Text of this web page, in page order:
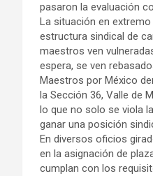
pasaron la evaluación
La situación en
estructura sindical de
maestros ven
espera, se ven
Maestros por México
la Sección 36, Valle de
lo que no solo se viola
ganar una posición
En diversos oficios
en la asignación de
cumplan con los